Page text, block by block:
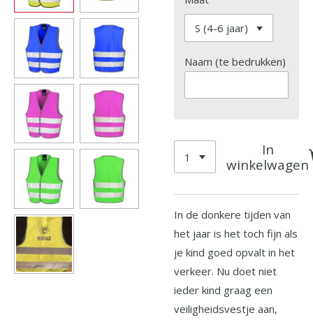
Naam (te bedrukken)
In
winkelwagen
In de donkere tijden van
het jaar is het toch fijn als
je kind goed opvalt in het
verkeer. Nu doet niet
ieder kind graag een
veiligheidsvestje aan,